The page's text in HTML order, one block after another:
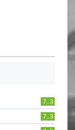
7.3
7.3